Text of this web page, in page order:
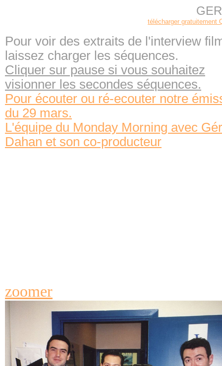
télécharger gratuitement
Pour voir des extraits de l'interview
laissez charger les séquences.
Cliquer sur pause si vous souhaitez
visionner les secondes séquences.
Pour écouter ou ré-ecouter notre
du 29 mars.
L'équipe du Monday Morning avec
Dahan et son co-producteur
zoomer